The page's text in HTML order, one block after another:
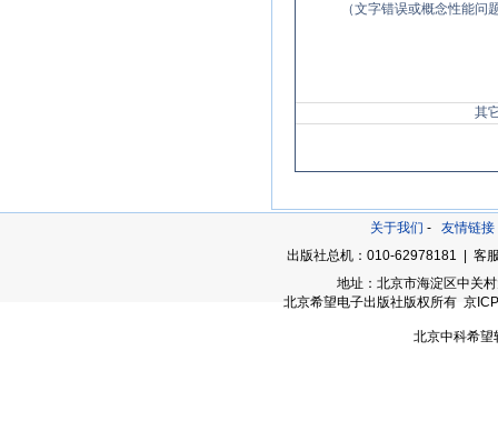
（文字错误或概念性能问
其
关于我们 - 友情链接
出版社总机：010-62978181 | 客
地址：北京市海淀区中关
北京希望电子出版社版权所有 京
北京中科希望